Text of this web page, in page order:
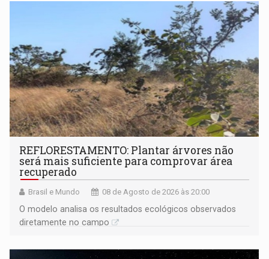
REFLORESTAMENTO: Plantar árvores não
será mais suficiente para comprovar área
recuperado
Brasil e Mundo 08 de Agosto de 2026 às 20:00
O modelo analisa os resultados ecológicos observados
diretamente no campo